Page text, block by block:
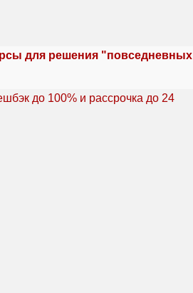
для решения "повседневных